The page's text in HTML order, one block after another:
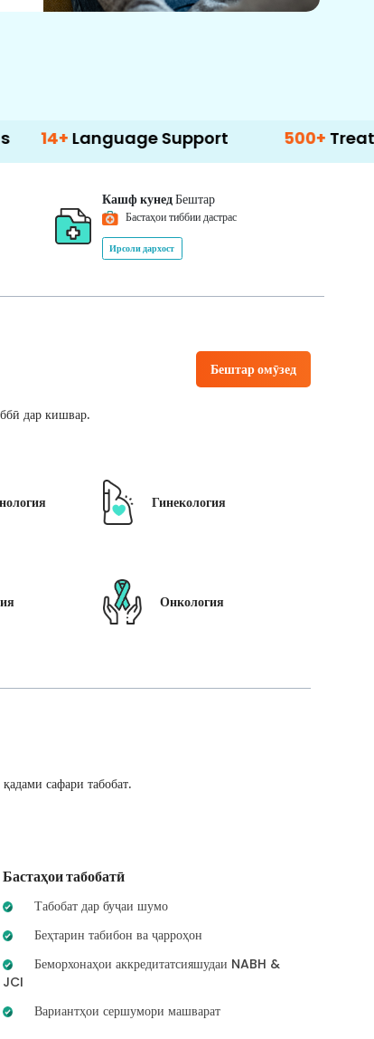
Support 500+ Treatment
Кашф кунедБештар
Бастаҳои тиббии дастрас
Ирсоли дархост
Бештар омӯзед
дар кишвар.
Гинекология
Онкология
сафари табобат.
Бастаҳои табобатӣ
Табобат дар буҷаи шумо
Беҳтарин табибон ва ҷарроҳон
Беморхонаҳои аккредитатсияшудаи NABH &
JCI
Вариантҳои сершумори машварат